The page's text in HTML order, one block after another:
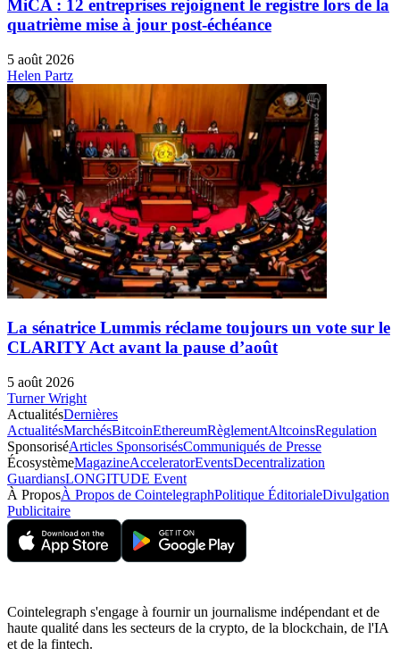
MiCA : 12 entreprises rejoignent le registre lors de la
quatrième mise à jour post-échéance
5 août 2026
Helen Partz
La sénatrice Lummis réclame toujours un vote sur le
CLARITY Act avant la pause d’août
5 août 2026
Turner Wright
ActualitésDernières
ActualitésMarchésBitcoinEthereumRèglementAltcoinsRegulation
SponsoriséArticles SponsorisésCommuniqués de Presse
ÉcosystèmeMagazineAcceleratorEventsDecentralization
GuardiansLONGITUDE Event
À ProposÀ Propos de CointelegraphPolitique ÉditorialeDivulgation
Publicitaire
Cointelegraph s'engage à fournir un journalisme indépendant et de
haute qualité dans les secteurs de la crypto, de la blockchain, de l'IA
et de la fintech.